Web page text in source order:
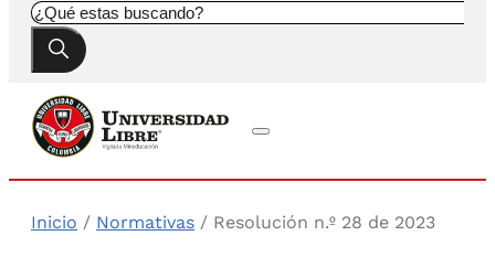
Buscar
Inicio / Normativas / Resolución n.º 28 de 2023